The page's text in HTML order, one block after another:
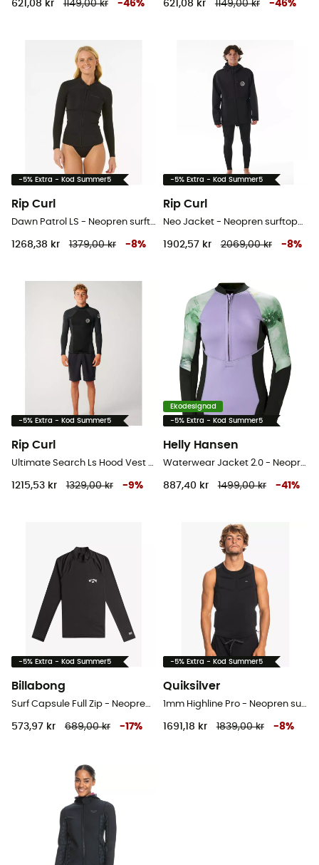
621,08 kr 1149,00 kr -46% 621,08 kr 1149,00 kr -46%
-5% Extra - Kod Summer5
Rip Curl
1268,38 kr 1379,00 kr -8%
-5% Extra - Kod Summer5
Rip Curl
1902,57 kr 2069,00 kr -8%
-5% Extra - Kod Summer5
Rip Curl
1215,53 kr 1329,00 kr -9%
Ekodesignad
-5% Extra - Kod Summer5
Helly Hansen
887,40 kr 1499,00 kr -41 %
-5% Extra - Kod Summer5
Billabong
573,97 kr 689,00 kr -17%
-5% Extra - Kod Summer5
Quiksilver
1691,18 kr 1839,00 kr -8%